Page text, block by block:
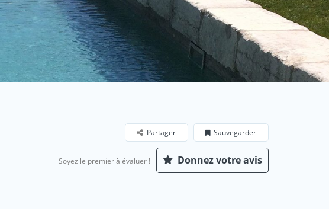
Sauvegarder
Partager
Soyez le premier à évaluer ! Donnez votre avis